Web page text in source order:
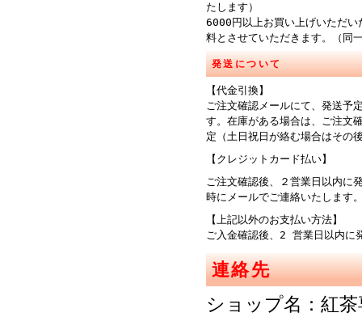
たします）
6000円以上お買い上げいただい
料とさせていただきます。（同
発送について
【代金引換】
ご注文確認メールにて、発送予
す。在庫がある場合は、ご注文
定（土日祝日が絡む場合はその
【クレジットカード払い】
ご注文確認後、２営業日以内に
時にメールでご連絡
【上記以外のお支払い方法】
ご入金確認後、2 営業日以内に
連絡先
ショップ名：紅